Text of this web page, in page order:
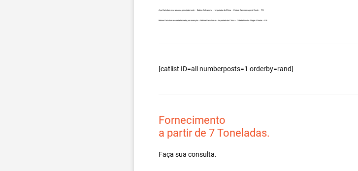
Aço Galvalume no atacado, principalmente – Bobina Galvalume – Importada da China – Cidade Rancho Alegre d Oeste – PR.
Bobina Galvalume carreta fechada, por exemplo – Bobina Galvalume – Importada da China – Cidade Rancho Alegre d Oeste – PR.
[catlist ID=all numberposts=1 orderby=rand]
Fornecimento
a partir de 7 Toneladas.
Faça sua consulta.